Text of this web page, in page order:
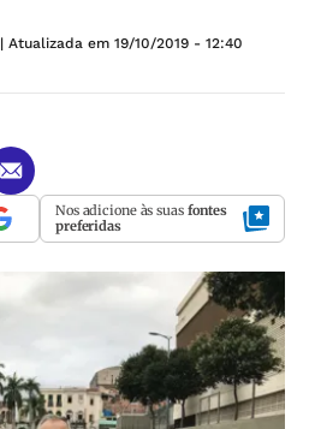
| Atualizada em 19/10/2019 - 12:40
Nos adicione às suas fontes
preferidas